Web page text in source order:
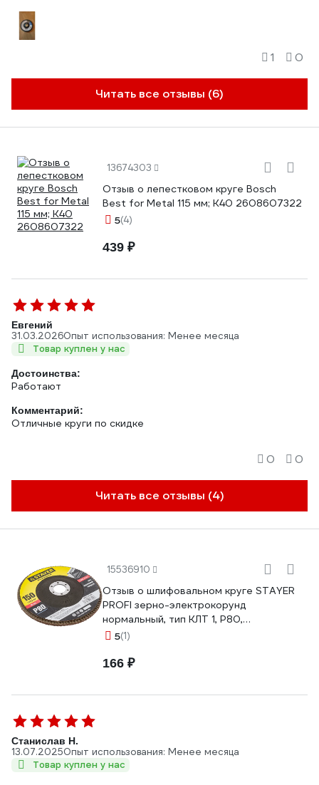
Читать все отзывы (6)
1 0
13674303
Отзыв о лепестковом круге Bosch
Best for Metal 115 мм; К40 2608607322
5(4)
439 ₽
Евгений
31.03.2026Опыт использования: Менее месяца
Товар куплен у нас
Достоинства:
Работают
Комментарий:
Отличные круги по скидке
Читать все отзывы (4)
0 0
15536910
Отзыв о шлифовальном круге STAYER
PROFI зерно-электрокорунд
нормальный, тип КЛТ 1, P80,
150х22,2мм 36581-150-080
5(1)
166 ₽
Станислав Н.
13.07.2025Опыт использования: Менее месяца
Товар куплен у нас